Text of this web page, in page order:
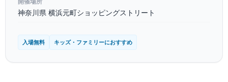
開催場所
神奈川県 横浜元町ショッピングストリート
入場無料 キッズ・ファミリーにおすすめ